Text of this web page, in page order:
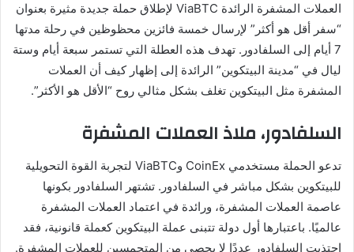
العملات المشفرة الرائدة ViaBTC لإطلاق حملة جديدة مثيرة بعنوان
“سفر أقل هو أكثر” لإرسال خمسة فائزين محظوظين في رحلة مدتها
7 أيام إلى السلفادور. تهدف هذه العطلة التي تستمر سبعة أيام وستة
ليال في “مدينة البيتكوين” الرائدة إلى إظهار كيف أن العملات
المشفرة مثل البيتكوين تغلف بشكل مثالي روح “الأقل هو الأكثر”.
السلفادور، ملاذ العملات المشفرة
تدعو الحملة مستخدمي CoinEx وViaBTC لتجربة القوة التحويلية
للبيتكوين بشكل مباشر في السلفادور. تشتهر السلفادور بكونها
عاصمة العملات المشفرة، ورائدة في اعتماد العملات المشفرة
عالميًا. باعتبارها أول دولة تتبنى عملة البيتكوين كعملة قانونية، فقد
اجتذبت السلفادور عددًا لا يحصى من المتحمسين للعملات المشفرة.